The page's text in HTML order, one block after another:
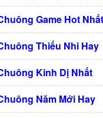
Game Hot
Thiếu Nhi Hay
Kinh Dị Nhất
Năm Mới Hay